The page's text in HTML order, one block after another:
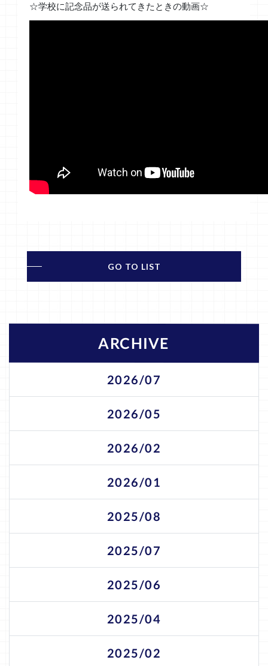
☆学校に記念品が送られてきたときの動画☆
GO TO LIST
ARCHIVE
2026/07
2026/05
2026/02
2026/01
2025/08
2025/07
2025/06
2025/04
2025/02